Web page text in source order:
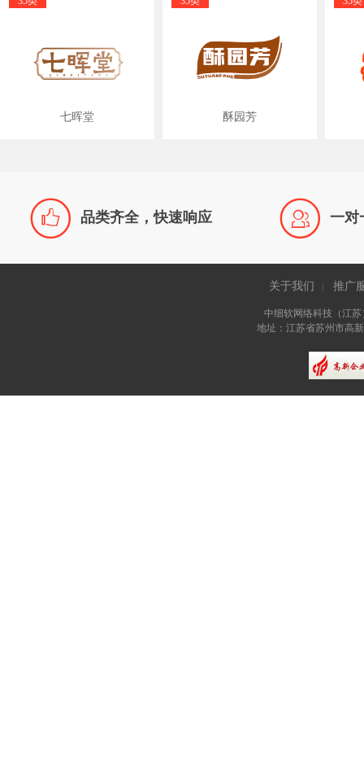
七晖堂 酥园芳
 品类齐全，快速响应  一对
关于我们 推广
中细软网络科技（江
地址：江苏省苏州市高